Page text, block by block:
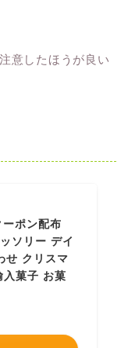
意したほうが良い
ーポン配布
ソリー デイ
せ クリスマ
入菓子 お菓